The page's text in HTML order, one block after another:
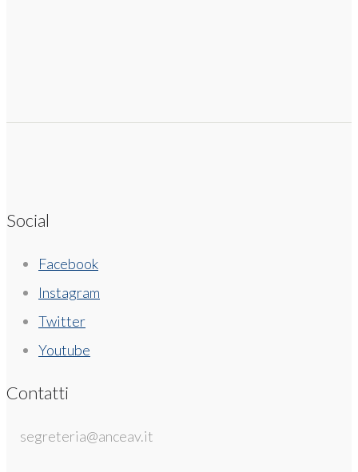
Social
Facebook
Instagram
Twitter
Youtube
Contatti
segreteria@anceav.it